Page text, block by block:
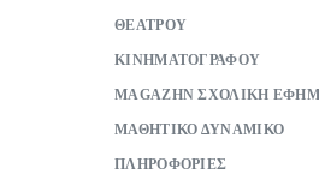
ΘΕΑΤΡΟΥ
ΚΙΝΗΜΑΤΟΓΡΑΦΟΥ
ΜAGAZHN ΣΧΟΛΙΚΗ
ΜΑΘΗΤΙΚΟ ΔΥΝΑΜΙΚΟ
ΠΛΗΡΟΦΟΡΙΕΣ